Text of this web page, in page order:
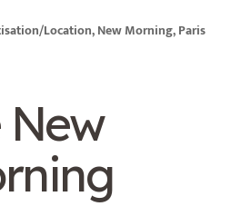
Location, New Morning, Paris
New